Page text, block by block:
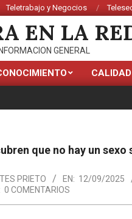
Teletrabajo y Negocios
GENERAL
que no hay un
PRIETO EN: 12/09/2025
0 COMENTARIOS